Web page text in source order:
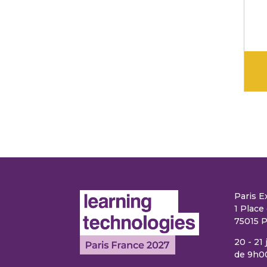
Paris
1
75015
20 - 21
de